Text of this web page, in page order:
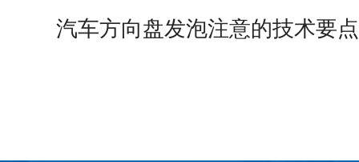
汽车方向盘发泡注意的技术要点